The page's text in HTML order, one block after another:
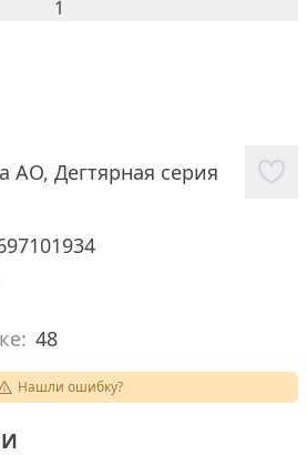
АО, Дегтярная серия
48
Нашли ошибку?